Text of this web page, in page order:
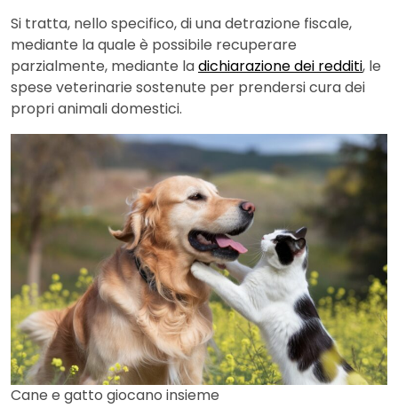
Si tratta, nello specifico, di una detrazione fiscale,
mediante la quale è possibile recuperare
parzialmente, mediante ladichiarazione dei redditi, le
spese veterinarie sostenute per prendersi cura dei
propri animali domestici.
Cane e gatto giocano insieme